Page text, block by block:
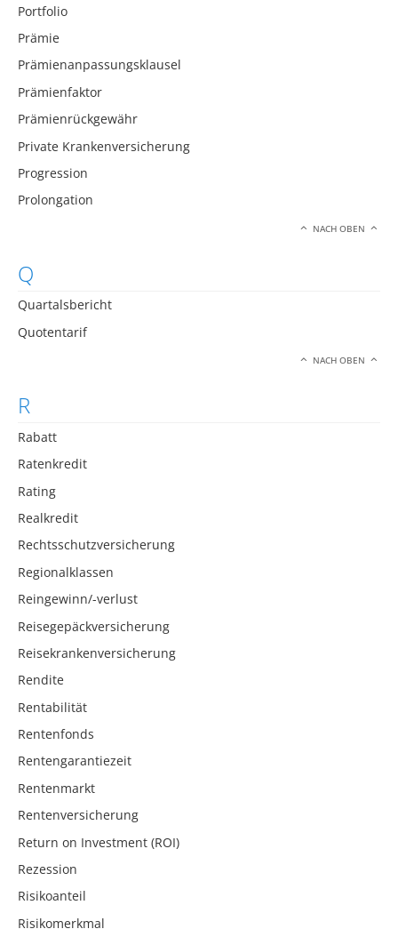
Portfolio
Prämie
Prämienanpassungsklausel
Prämienfaktor
Prämienrückgewähr
Private Krankenversicherung
Progression
Prolongation
NACH OBEN
Q
Quartalsbericht
Quotentarif
NACH OBEN
R
Rabatt
Ratenkredit
Rating
Realkredit
Rechtsschutzversicherung
Regionalklassen
Reingewinn/-verlust
Reisegepäckversicherung
Reisekrankenversicherung
Rendite
Rentabilität
Rentenfonds
Rentengarantiezeit
Rentenmarkt
Rentenversicherung
Return on Investment (ROI)
Rezession
Risikoanteil
Risikomerkmal